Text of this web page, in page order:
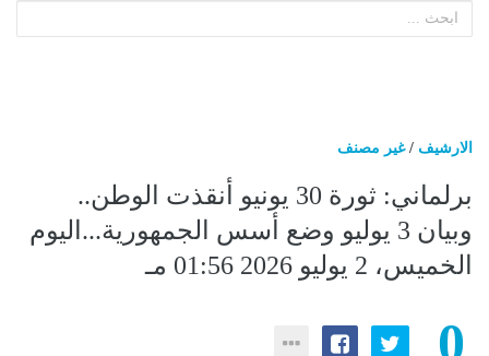
الارشيف /غير مصنف
برلماني: ثورة 30 يونيو أنقذت الوطن..
وبيان 3 يوليو وضع أسس الجمهورية...اليوم
الخميس، 2 يوليو 2026 01:56 مـ
0